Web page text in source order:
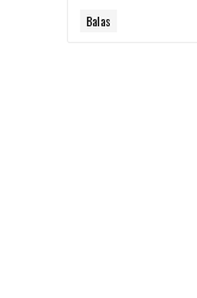
Balas